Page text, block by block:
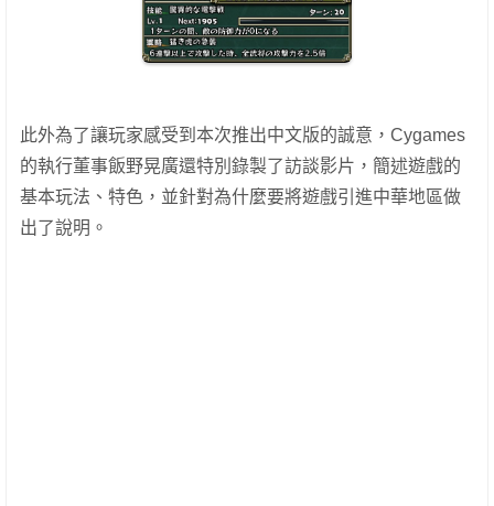
此外為了讓玩家感受到本次推出中文版的誠意，Cygames
的執行董事飯野晃廣還特別錄製了訪談影片，簡述遊戲的
基本玩法、特色，並針對為什麼要將遊戲引進中華地區做
出了說明。